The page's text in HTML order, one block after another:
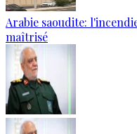
Arabie saoudite:
maîtrisé